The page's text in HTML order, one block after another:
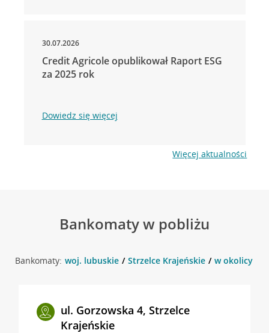
30.07.2026
Credit Agricole opublikował Raport ESG
za 2025 rok
Dowiedz się więcej
Więcej aktualności
Bankomaty w pobliżu
Bankomaty: woj. lubuskie Strzelce Krajeńskie w okolicy ul.
ul. Gorzowska 4, Strzelce
Krajeńskie